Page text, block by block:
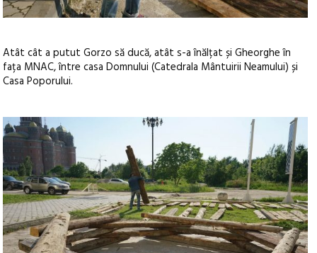
Atât cât a putut Gorzo să ducă, atât s-a înălțat și Gheorghe în
fața MNAC, între casa Domnului (Catedrala Mântuirii Neamului) și
Casa Poporului.